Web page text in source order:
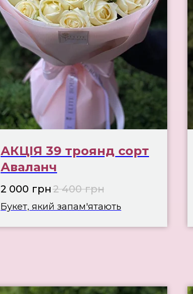
АКЦІЯ 39 троянд сорт
Аваланч
2 000 грн 2 400 грн
Букет, який запам'ятають